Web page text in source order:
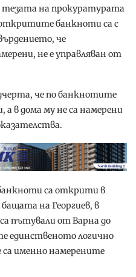
тезата на прокуратурата
банкноти са с
че
не е управляван от
че по банкнотите
в дома му не са намерени
са открити в
на Георгиев, в
пътували от Варна до
единственото логично
са именно намерените